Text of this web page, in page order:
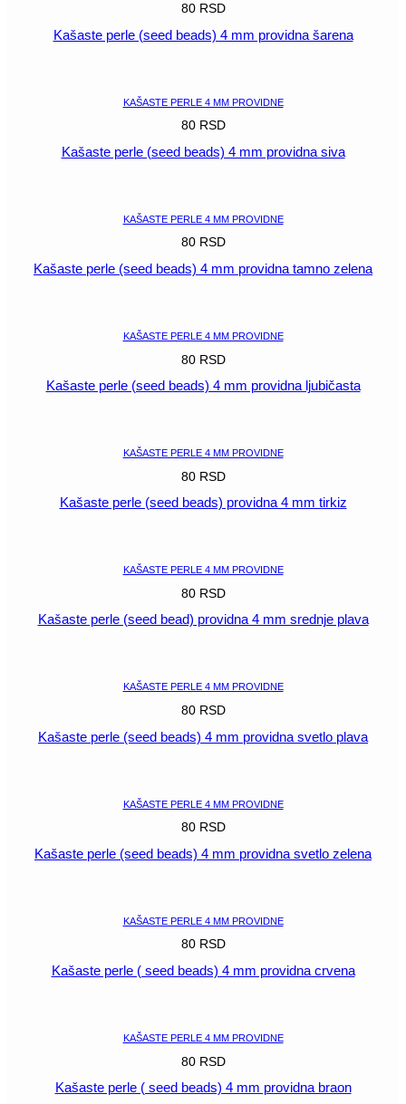
80 RSD
Kašaste perle (seed beads) 4 mm providna šarena
KAŠASTE PERLE 4 MM PROVIDNE
80 RSD
Kašaste perle (seed beads) 4 mm providna siva
KAŠASTE PERLE 4 MM PROVIDNE
80 RSD
Kašaste perle (seed beads) 4 mm providna tamno zelena
KAŠASTE PERLE 4 MM PROVIDNE
80 RSD
Kašaste perle (seed beads) 4 mm providna ljubičasta
KAŠASTE PERLE 4 MM PROVIDNE
80 RSD
Kašaste perle (seed beads) providna 4 mm tirkiz
KAŠASTE PERLE 4 MM PROVIDNE
80 RSD
Kašaste perle (seed bead) providna 4 mm srednje plava
KAŠASTE PERLE 4 MM PROVIDNE
80 RSD
Kašaste perle (seed beads) 4 mm providna svetlo plava
KAŠASTE PERLE 4 MM PROVIDNE
80 RSD
Kašaste perle (seed beads) 4 mm providna svetlo zelena
KAŠASTE PERLE 4 MM PROVIDNE
80 RSD
Kašaste perle ( seed beads) 4 mm providna crvena
KAŠASTE PERLE 4 MM PROVIDNE
80 RSD
Kašaste perle ( seed beads) 4 mm providna braon